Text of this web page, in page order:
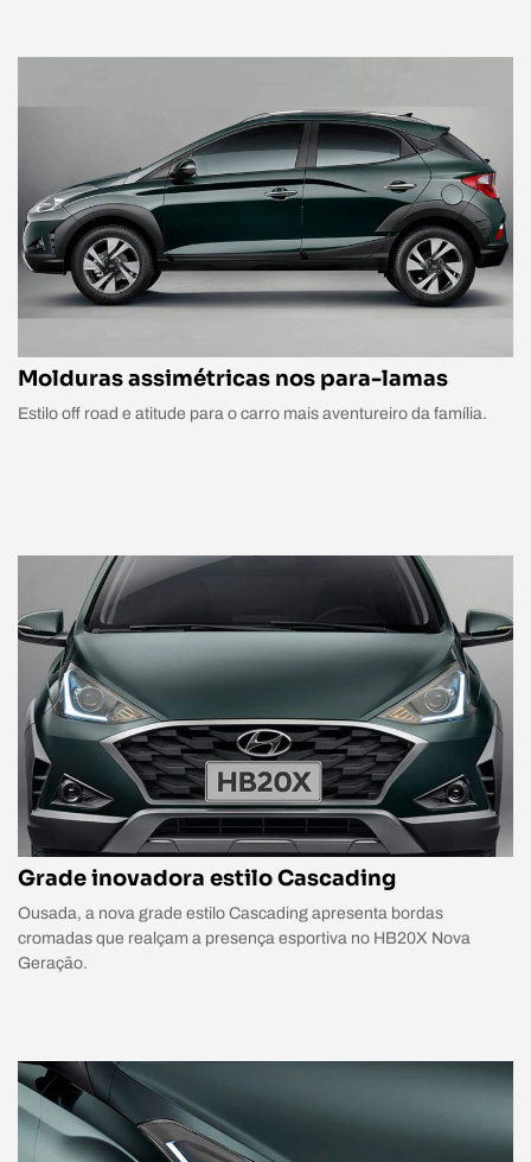
Molduras assimétricas nos para-lamas
Estilo off road e atitude para o carro mais aventureiro da família.
Grade inovadora estilo Cascading
Ousada, a nova grade estilo Cascading apresenta bordas
cromadas que realçam a presença esportiva no HB20X Nova
Geração.